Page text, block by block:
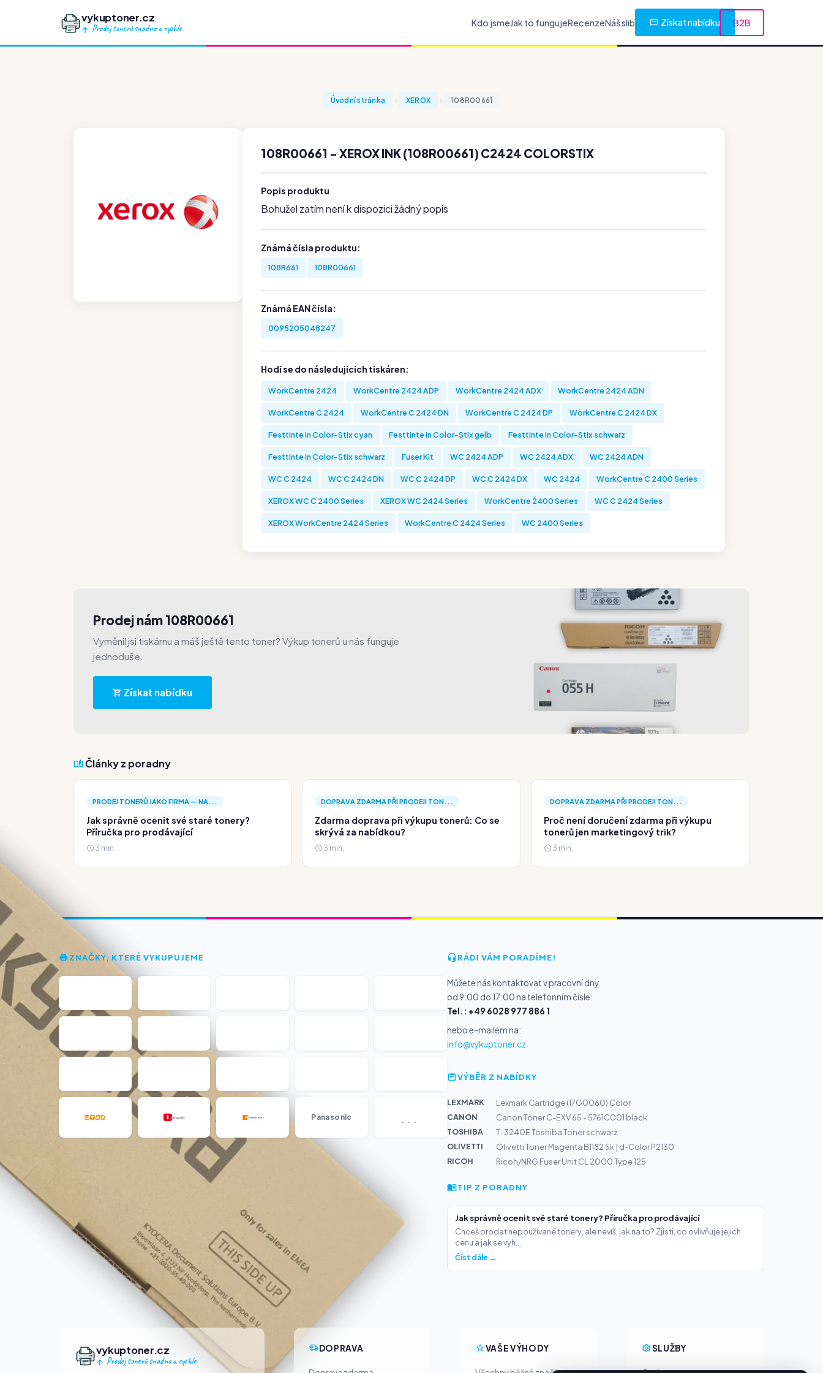
vykuptoner.cz
Prodej tonerů snadno a rychle
Kdo jsmeJak to fungujeRecenzeNáš slib Získat nabídku B2B
Úvodní stránka XEROX 108R00661
108R00661 - XEROX INK (108R00661) C2424 COLORSTIX
Popis produktu
Bohužel zatím není k dispozici žádný popis
Známá čísla produktu:
108R661 108R00661
Známá EAN čísla:
0095205048247
Hodí se do následujících tiskáren:
WorkCentre 2424 WorkCentre 2424 ADP WorkCentre 2424 ADX WorkCentre 2424 ADN
WorkCentre C 2424 WorkCentre C 2424 DN WorkCentre C 2424 DP WorkCentre C 2424 DX
Festtinte in Color-Stix cyan Festtinte in Color-Stix gelb Festtinte in Color-Stix schwarz
Festtinte in Color-Stix schwarz Fuser Kit WC 2424 ADP WC 2424 ADX WC 2424 ADN
WC C 2424 WC C 2424 DN WC C 2424 DP WC C 2424 DX WC 2424 WorkCentre C 2400 Series
XEROX WC C 2400 Series XEROX WC 2424 Series WorkCentre 2400 Series WC C 2424 Series
XEROX WorkCentre 2424 Series WorkCentre C 2424 Series WC 2400 Series
Prodej nám 108R00661
Vyměnil jsi tiskárnu a máš ještě tento toner? Výkup tonerů u nás funguje
jednoduše.
Získat nabídku
Články z poradny
PRODEJ TONERŮ JAKO FIRMA — NA...
Jak správně ocenit své staré tonery?
Příručka pro prodávající
3 min.
DOPRAVA ZDARMA PŘI PRODEJI TON...
Zdarma doprava při výkupu tonerů: Co se
skrývá za nabídkou?
3 min.
DOPRAVA ZDARMA PŘI PRODEJI TON...
Proč není doručení zdarma při výkupu
tonerů jen marketingový trik?
3 min.
ZNAČKY, KTERÉ VYKUPUJEME
Panasonic ...
RÁDI VÁM PORADÍME!
Můžete nás kontaktovat v pracovní dny
od 9:00 do 17:00 na telefonním čísle:
Tel.: +49 6028 977 886 1
nebo e-mailem na:
info@vykuptoner.cz
VÝBĚR Z NABÍDKY
LEXMARK
Lexmark Cartridge (17G0060) Color
CANON
Canon Toner C-EXV 65 - 5761C001 black
TOSHIBA
T-3240E Toshiba Toner schwarz
OLIVETTI
Olivetti Toner Magenta B1182 5k | d-Color P2130
RICOH
Ricoh/NRG Fuser Unit CL 2000 Type 125
TIP Z PORADNY
Jak správně ocenit své staré tonery? Příručka pro prodávající
Chceš prodat nepoužívané tonery, ale nevíš, jak na to? Zjisti, co ovlivňuje jejich
cenu a jak se vyh...
Číst dále →
vykuptoner.cz
Prodej tonerů snadno a rychle
DOPRAVA VAŠE VÝHODY SLUŽBY